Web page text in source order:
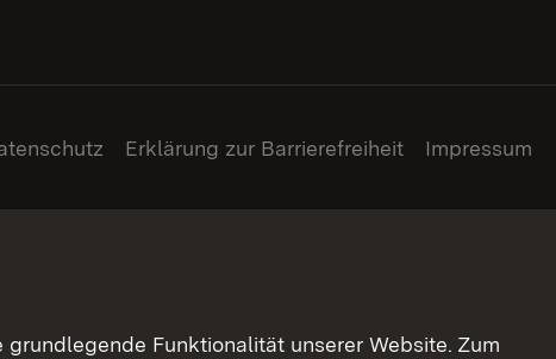
Erklärung zur Barrierefreiheit Impressum
Funktionalität unserer Website. Zum